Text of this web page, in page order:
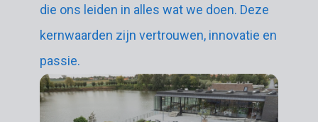
die ons leiden in alles wat we doen. Deze
kernwaarden zijn vertrouwen, innovatie en
passie.